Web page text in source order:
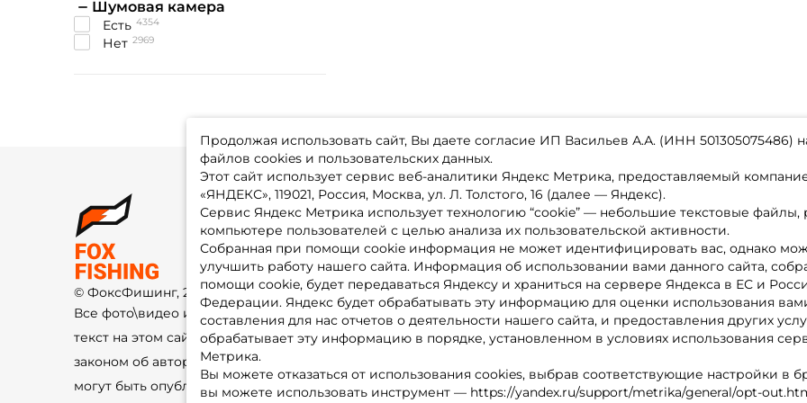
Шумовая камера
Есть 4354
Нет 2969
Продолжая использовать сайт, Вы даете согласие ИП Васильев А.А. (ИНН 501305075486)
файлов cookies и пользовательских данных.
Этот сайт использует сервис веб-аналитики Яндекс Метрика, предоставляемый
«ЯНДЕКС», 119021, Россия, Москва, ул. Л. Толстого, 16 (далее — Яндекс).
Сервис Яндекс Метрика использует технологию “cookie” — небольшие текстовые
компьютере пользователей с целью анализа их пользовательской активности.
Собранная при помощи cookie информация не может идентифицировать вас, однако
улучшить работу нашего сайта. Информация об использовании вами данного сайта,
помощи cookie, будет передаваться Яндексу и храниться на сервере Яндекса в ЕС и
Федерации. Яндекс будет обрабатывать эту информацию для оценки использования
составления для нас отчетов о деятельности нашего сайта, и предоставления других
обрабатывает эту информацию в порядке, установленном в условиях использования
Метрика.
Вы можете отказаться от использования cookies, выбрав соответствующие настройки в
вы можете использовать инструмент — https://yandex.ru/support/metrika/general/opt-
© ФоксФишинг, 2009-2026
Все фото\видео изображения и
текст на этом сайте защищены
законом об авторском праве и не
могут быть опубликованы ещё где-
О магазине
Доставка
Оплата
Fox-bonus
Гуру
Контакты
Политика обработки ПД
Каталог товаров
Акции
Новинки
Бренды
Партнерская программа